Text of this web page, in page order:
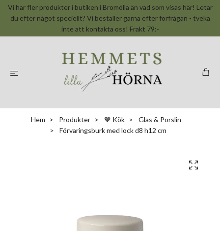
Vi har fler produkter i butiken i Bromölla än vad som visas här! Letar
du efter något speciellt? Vi beställer gärna efter förfrågan - tveka
inte att kontakta oss! Frakt 79:-
Hem Produkter 🧡 Kök
Glas & Porslin
Förvaringsburk med lock d8 h12 cm